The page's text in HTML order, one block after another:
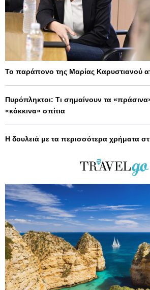
Το παράπονο της Μαρίας Καρυστιανού
Πυρόπληκτοι: Τι σημαίνουν τα
«κόκκινα» σπίτια
Η δουλειά με τα περισσότερα χρήματα